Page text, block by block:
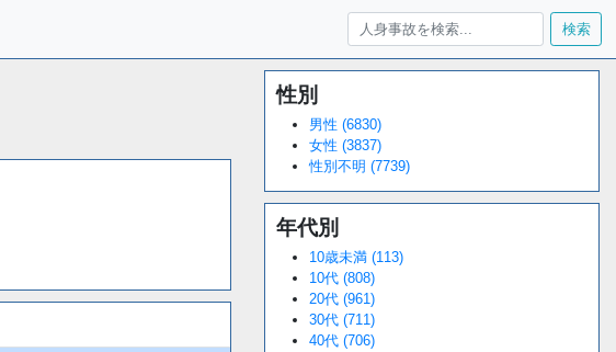
検索
Unmute
38.44%
性別
男性 (6830)
女性 (3837)
性別不明 (7739)
年代別
10歳未満 (113)
10代 (808)
20代 (961)
30代 (711)
40代 (706)